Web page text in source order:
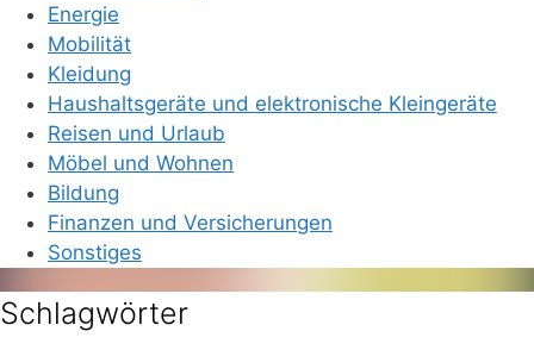
Energie
Mobilität
Kleidung
Haushaltsgeräte und elektronische Kleingeräte
Reisen und Urlaub
Möbel und Wohnen
Bildung
Finanzen und Versicherungen
Sonstiges
Schlagwörter